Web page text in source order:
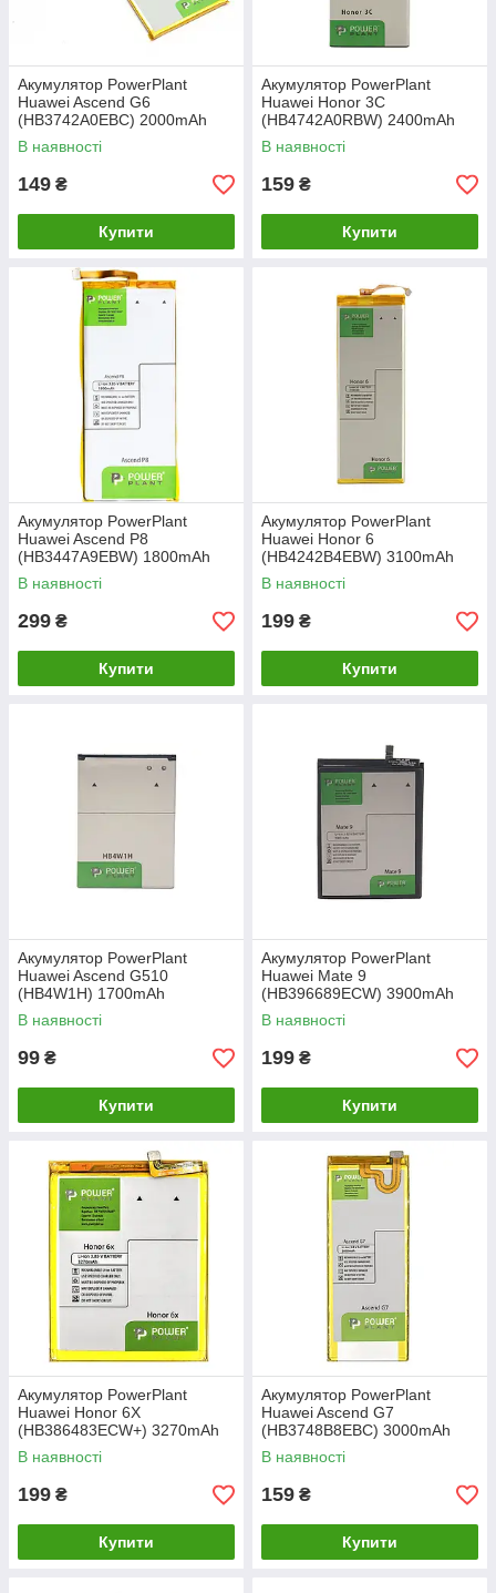
Акумулятор PowerPlant
Huawei Ascend G6
(HB3742A0EBC) 2000mAh
В наявності
149 ₴
Купити
Акумулятор PowerPlant
Huawei Honor 3C
(HB4742A0RBW) 2400mAh
В наявності
159 ₴
Купити
Акумулятор PowerPlant
Huawei Ascend P8
(HB3447A9EBW) 1800mAh
В наявності
299 ₴
Купити
Акумулятор PowerPlant
Huawei Honor 6
(HB4242B4EBW) 3100mAh
В наявності
199 ₴
Купити
Акумулятор PowerPlant
Huawei Ascend G510
(HB4W1H) 1700mAh
В наявності
99 ₴
Купити
Акумулятор PowerPlant
Huawei Mate 9
(HB396689ECW) 3900mAh
В наявності
199 ₴
Купити
Акумулятор PowerPlant
Huawei Honor 6X
(HB386483ECW+) 3270mAh
В наявності
199 ₴
Купити
Акумулятор PowerPlant
Huawei Ascend G7
(HB3748B8EBC) 3000mAh
В наявності
159 ₴
Купити